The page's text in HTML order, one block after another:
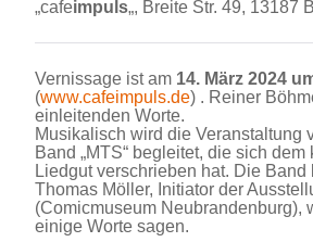
„cafeimpuls„, Breite Str. 49, 13187
Vernissage ist am 14. März 2024
(www.cafeimpuls.de) . Reiner
einleitenden Worte.
Musikalisch wird die Veranstaltung
Band „MTS“ begleitet, die sich
Liedgut verschrieben hat. Die Band
Thomas Möller, Initiator der
(Comicmuseum Neubrandenburg),
einige Worte sagen.